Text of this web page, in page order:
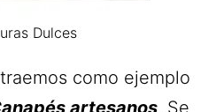
Dulces
como ejemplo
artesanos. Se